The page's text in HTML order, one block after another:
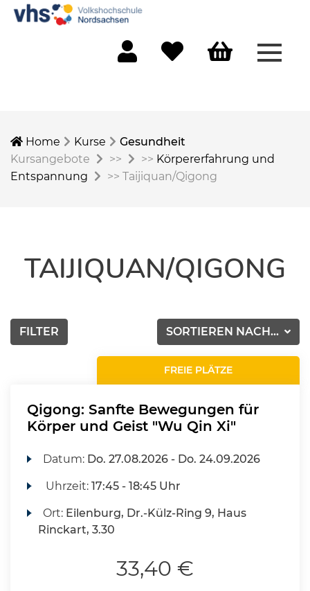
Home Kurse
Gesundheit
Kursangebote
>> >> Körpererfahrung und
Entspannung
>> Taijiquan/Qigong
TAIJIQUAN/QIGONG
SORTIEREN NACH...
FILTER
FREIE PLÄTZE
Qigong: Sanfte Bewegungen für
Körper und Geist "Wu Qin Xi"
Datum: Do. 27.08.2026 - Do. 24.09.2026
Uhrzeit:17:45 - 18:45 Uhr
Ort: Eilenburg, Dr.-Külz-Ring 9, Haus
Rinckart, 3.30
33,40 €